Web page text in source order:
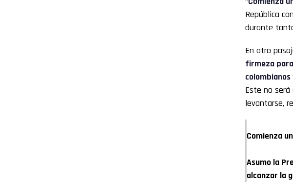
República
durante
En otro
firmeza
colombianos
Este no será
levantarse,
Comienza
Asumo la
alcanzar la